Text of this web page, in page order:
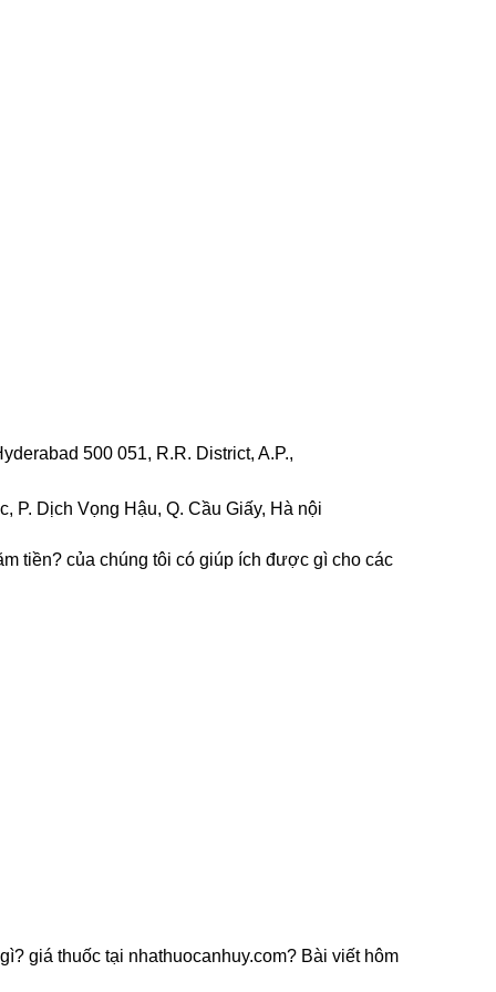
500 051, R.R. District, A.P.,
P. Dịch Vọng Hậu, Q. Cầu Giấy, Hà nội
tiền? của chúng tôi có giúp ích được gì cho các
giá thuốc tại nhathuocanhuy.com? Bài viết hôm